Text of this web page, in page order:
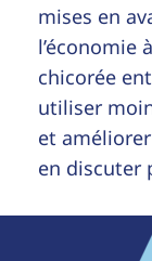
mises en
l’économie
chicorée
utiliser
et
en discuter